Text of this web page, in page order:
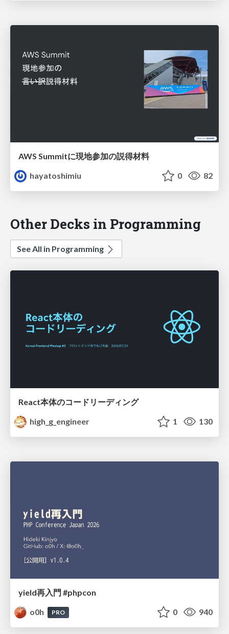
AWS Summitに現地参加の説得材料
hayatoshimiu
0 82
Other Decks in Programming
See All in Programming
React本体のコードリーディング
high_g_engineer
1 130
yield再入門 #phpcon
o0h
PRO 0 940